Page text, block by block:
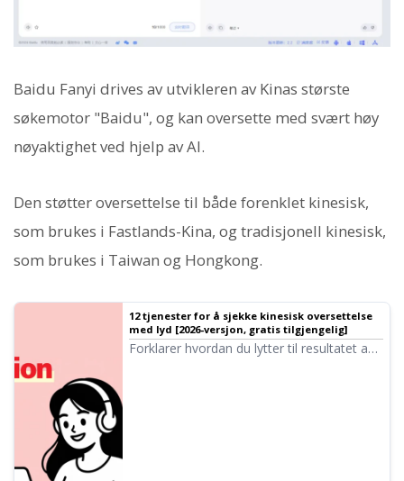
Baidu Fanyi drives av utvikleren av Kinas største
søkemotor "Baidu", og kan oversette med svært høy
nøyaktighet ved hjelp av AI.
Den støtter oversettelse til både forenklet kinesisk,
som brukes i Fastlands-Kina, og tradisjonell kinesisk,
som brukes i Taiwan og Hongkong.
12 tjenester for å sjekke kinesisk oversettelse
med lyd [2026-versjon, gratis tilgjengelig]
Forklarer hvordan du lytter til resultatet av